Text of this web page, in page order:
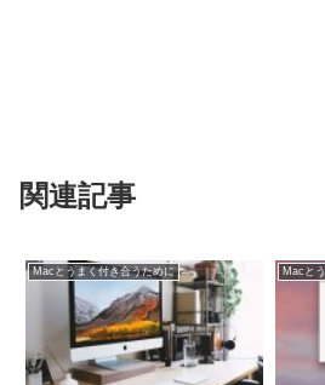
関連記事
Macとうまく付き合うために Macと